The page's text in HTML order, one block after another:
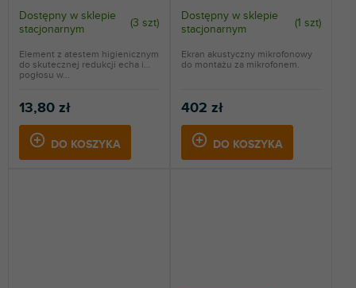
Dostępny w sklepie
stacjonarnym
(3 szt)
13,80 zł
DO KOSZYKA
Element z atestem higienicznym
do skutecznej redukcji echa i
pogłosu w...
Dostępny w sklepie
stacjonarnym
(1 szt)
402 zł
DO KOSZYKA
Ekran akustyczny mikrofonowy
do montażu za mikrofonem.